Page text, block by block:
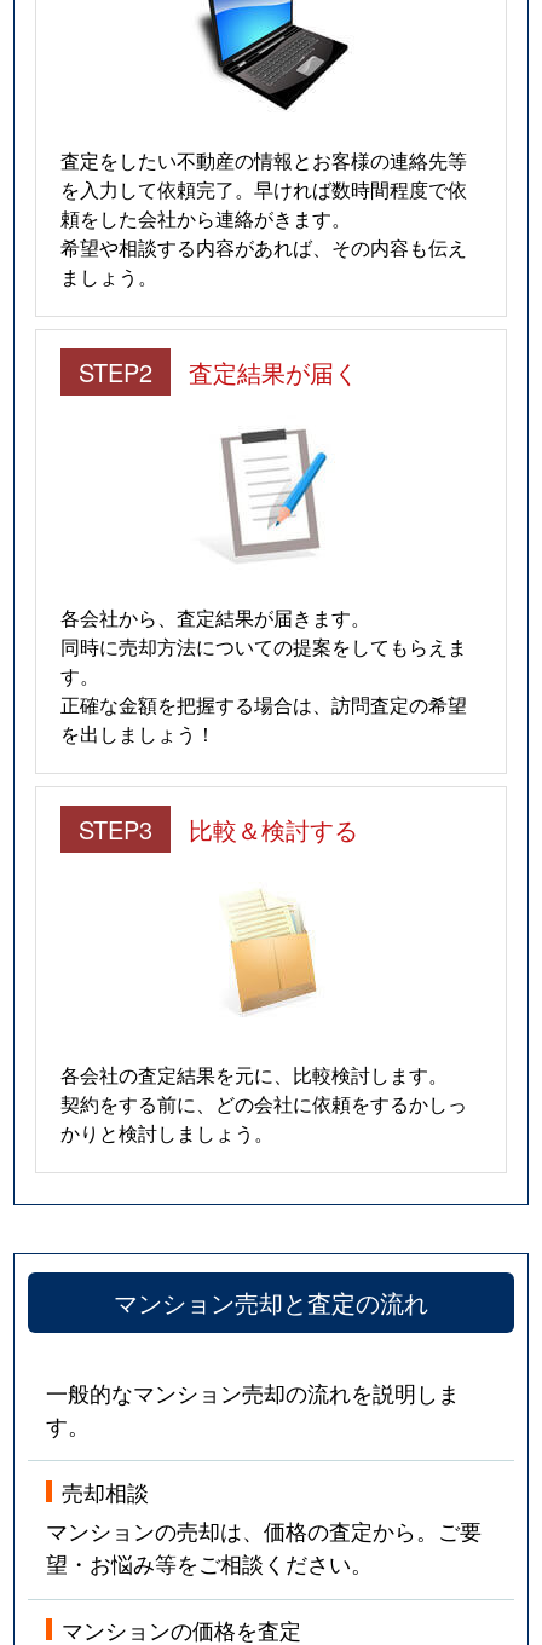
査定をしたい不動産の情報とお客様の連絡先等
を入力して依頼完了。早ければ数時間程度で依
頼をした会社から連絡がきます。
希望や相談する内容があれば、その内容も伝え
ましょう。
STEP2 査定結果が届く
各会社から、査定結果が届きます。
同時に売却方法についての提案をしてもらえま
す。
正確な金額を把握する場合は、訪問査定の希望
を出しましょう！
STEP3 比較＆検討する
各会社の査定結果を元に、比較検討します。
契約をする前に、どの会社に依頼をするかしっ
かりと検討しましょう。
マンション売却と査定の流れ
一般的なマンション売却の流れを説明しま
す。
売却相談
マンションの売却は、価格の査定から。ご要
望・お悩み等をご相談ください。
マンションの価格を査定